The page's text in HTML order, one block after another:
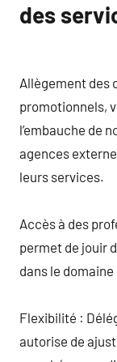
des
Allègement des
promotionnels,
l’embauche de
agences
leurs services.
Accès à des
permet de jouir
dans le
Flexibilité :
autorise de